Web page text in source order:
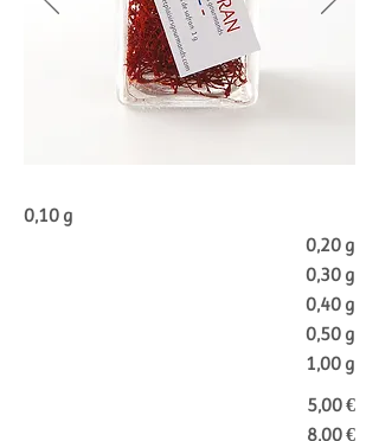
0,10 g
0,20 g
0,30 g
0,40 g
0,50 g
1,00 g
5,00 €
8,00 €